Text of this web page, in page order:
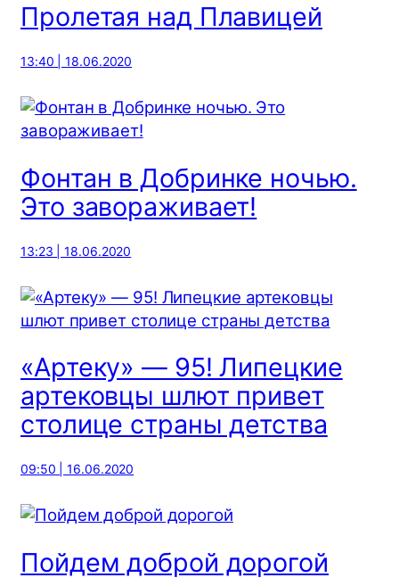
Пролетая над Плавицей
13:40 | 18.06.2020
Фонтан в Добринке ночью.
Это завораживает!
13:23 | 18.06.2020
«Артеку» — 95! Липецкие
артековцы шлют привет
столице страны детства
09:50 | 16.06.2020
Пойдем доброй дорогой